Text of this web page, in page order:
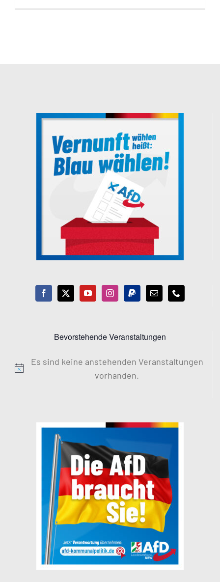
Bevorstehende Veranstaltungen
Hinweis
Es sind keine anstehenden Veranstaltungen
vorhanden.